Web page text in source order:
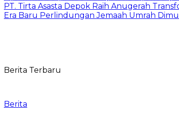
PT. Tirta Asasta Depok Raih Anugerah
Era Baru Perlindungan Jemaah Umrah
Berita Terbaru
Berita